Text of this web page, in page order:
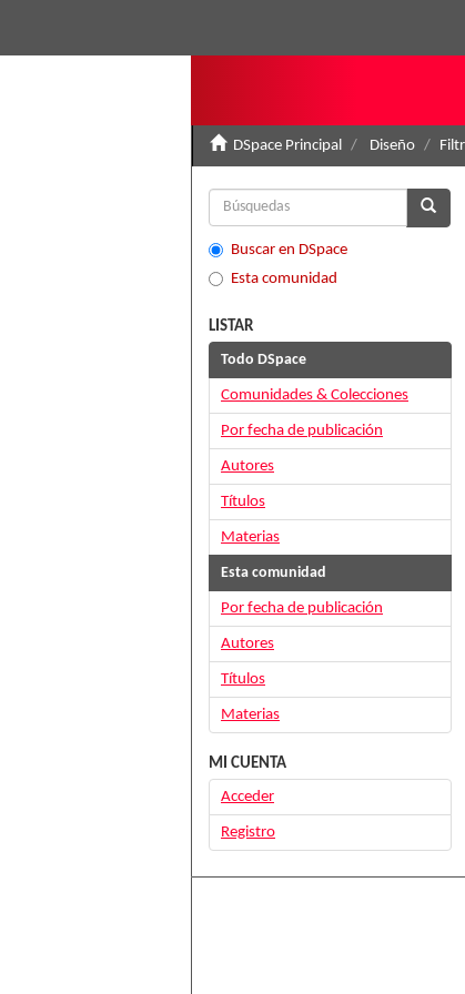
DSpace Principal Diseño
Buscar en DSpace
Esta comunidad
LISTAR
Todo DSpace
Comunidades & Colecciones
Por fecha de publicación
Autores
Títulos
Materias
Esta comunidad
Por fecha de publicación
Autores
Títulos
Materias
MI CUENTA
Acceder
Registro